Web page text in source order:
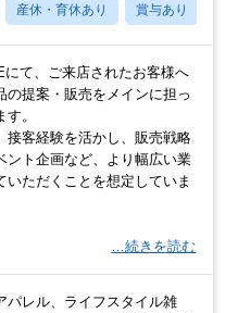
産休・育休あり 賞与あり
にて、ご来店されたお客様へ
の提案・販売をメインに担っ
。
接客経験を活かし、販売戦略
ント企画など、より幅広い業
いただくことを想定していま
…続きを読む
パレル、ライフスタイル雑